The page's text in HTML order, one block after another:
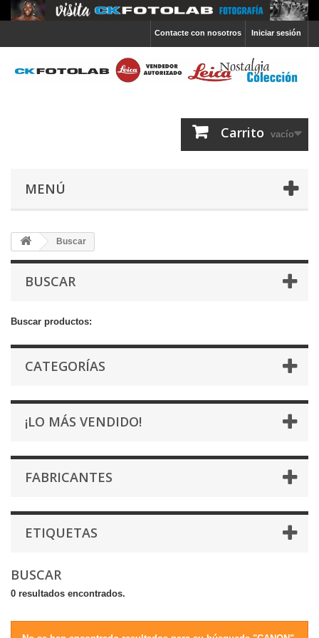
Iniciar sesión
Contacte con nosotros
Carrito vacío
MENÚ
Buscar
BUSCAR
Buscar productos:
CATEGORÍAS
¡LO MÁS VENDIDO!
FABRICANTES
ETIQUETAS
BUSCAR
0 resultados encontrados.